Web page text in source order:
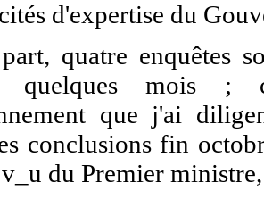
d'expertise du
quatre enquêtes
quelques mois ;
que j'ai
conclusions fin
du Premier